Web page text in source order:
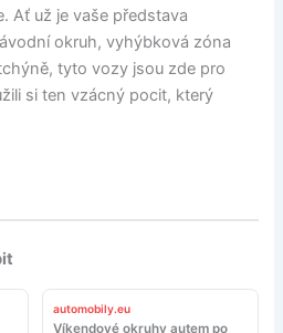
Ať už je vaše představa
okruh, vyhýbková zóna
tyto vozy jsou zde pro
si ten vzácný pocit, který
automobily.eu
Víkendové okruhy autem po